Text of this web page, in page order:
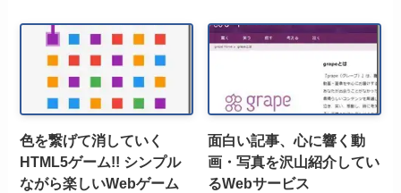
色を繋げて消していく
HTML5ゲーム!! シンプル
ながら楽しいWebゲーム
面白い記事、心に響く動
画・写真を沢山紹介してい
るWebサービス